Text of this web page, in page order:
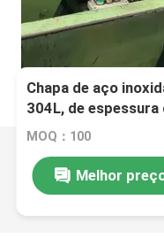
Chapa de aço
304L, de
polida
MOQ：100
Melhor